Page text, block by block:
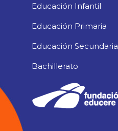
Educación Infantil
Educación Primaria
Educación Secundaria
Bachillerato